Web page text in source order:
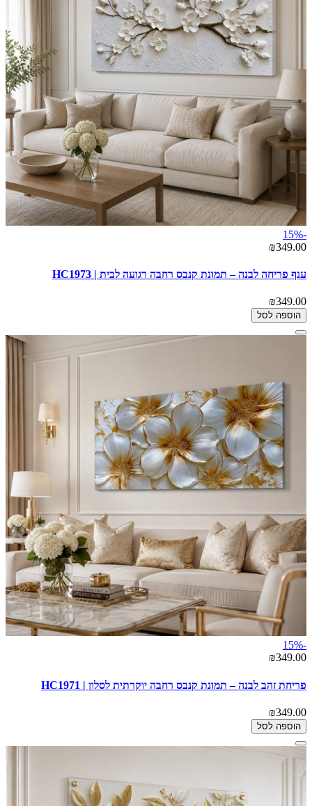
-15%
₪349.00
ענף פריחה לבנה – תמונת קנבס רחבה רגועה לבית | HC1973
₪349.00
הוספה לסל
-15%
₪349.00
פריחת זהב לבנה – תמונת קנבס רחבה יוקרתית לסלון | HC1971
₪349.00
הוספה לסל